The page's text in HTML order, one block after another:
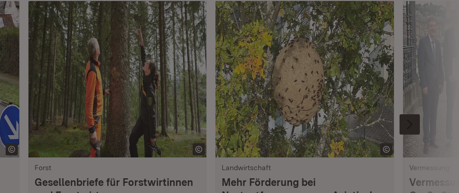
Forst
Gesellenbriefe für Forstwirtinnen
Landwirtschaft
Mehr Förderung bei
Vermessung